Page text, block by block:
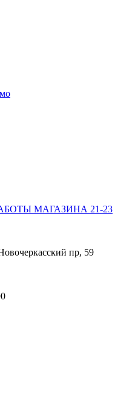
МАГАЗИНА 21-23
пр, 59